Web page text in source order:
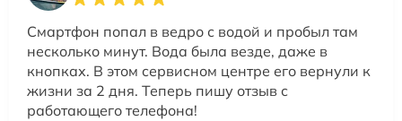
Смартфон попал в ведро с водой и пробыл там
несколько минут. Вода была везде, даже в
кнопках. В этом сервисном центре его вернули к
жизни за 2 дня. Теперь пишу отзыв с
работающего телефона!